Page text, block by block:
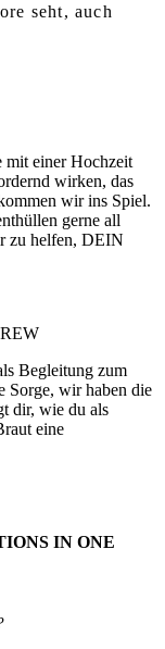
seht, auch
mit einer Hochzeit
wirken, das
wir ins Spiel.
gerne all
zu helfen, DEIN
Begleitung zum
Sorge, wir haben die
dir, wie du als
eine
IN ONE